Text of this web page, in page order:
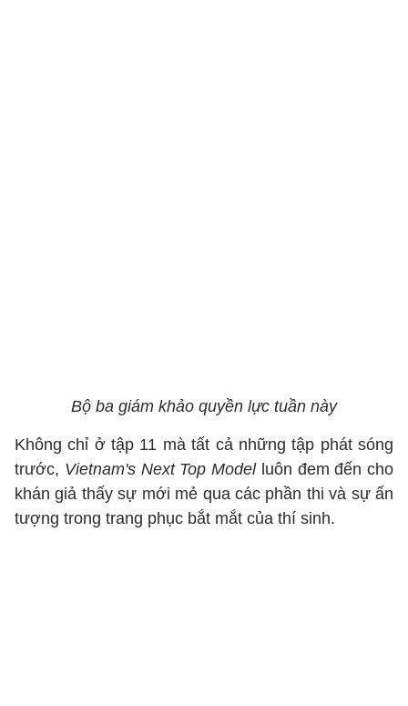
Bộ ba giám khảo quyền lực tuần này
Không chỉ ở tập 11 mà tất cả những tập phát sóng
trước, Vietnam's Next Top Modelluôn đem đến cho
khán giả thấy sự mới mẻ qua các phần thi và sự ấn
tượng trong trang phục bắt mắt của thí sinh.